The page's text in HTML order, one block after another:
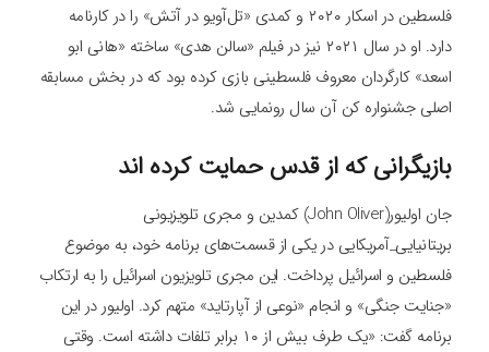
فلسطین در اسکار ۲۰۲۰ و کمدی «تل‌آویو در آتش» را در کارنامه
دارد. او در سال ۲۰۲۱ نیز در فیلم «سالن هدی» ساخته «هانی ابو
اسعد» کارگردان معروف فلسطینی بازی کرده بود که در بخش مسابقه
اصلی جشنواره کن آن سال رونمایی شد.
بازیگرانی که از قدس حمایت کرده اند
جان اولیور(John Oliver) کمدین و مجری تلویزیونی
بریتانیایی_آمریکایی در یکی از قسمت‌های برنامه‌ خود، به موضوع
فلسطین و اسرائیل پرداخت. این مجری تلویزیون اسرائیل را به ارتکاب
«جنایت جنگی» و انجام «نوعی از آپارتاید» متهم کرد. اولیور در این
برنامه گفت: «یک طرف بیش از ۱۰ برابر تلفات داشته است. وقتی